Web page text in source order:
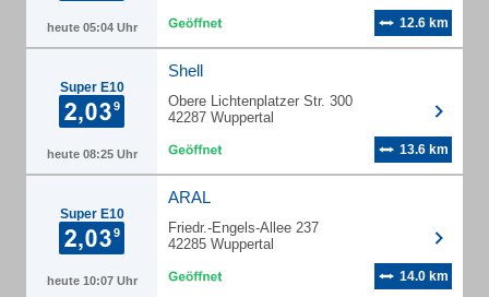
heute 05:04 Uhr 12.6 km
Super E10
heute 08:25 Uhr
Shell
Obere Lichtenplatzer Str. 300
42287 Wuppertal
13.6 km
Super E10
heute 10:07 Uhr
ARAL
Friedr.-Engels-Allee 237
42285 Wuppertal
14.0 km